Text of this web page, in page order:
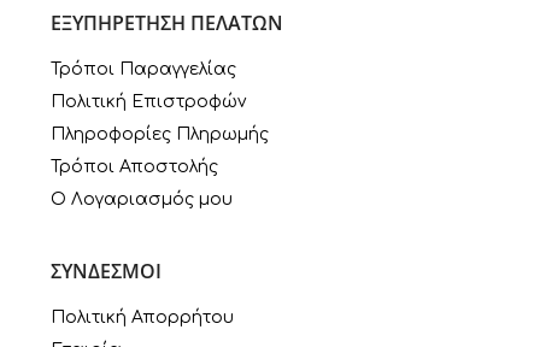
ΕΞΥΠΗΡΕΤΗΣΗ ΠΕΛΑΤΩΝ
Τρόποι Παραγγελίας
Πολιτική Επιστροφών
Πληροφορίες Πληρωμής
Τρόποι Αποστολής
Ο Λογαριασμός μου
ΣΥΝΔΕΣΜΟΙ
Πολιτική Απορρήτου